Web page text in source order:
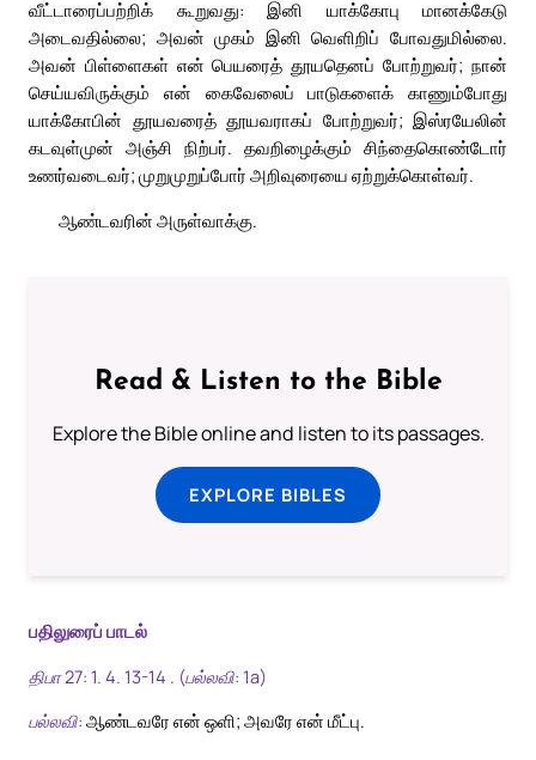
வீட்டாரைப்பற்றிக் கூறுவது: இனி யாக்கோபு மானக்கேடு
அடைவதில்லை; அவன் முகம் இனி வெளிறிப் போவதுமில்லை.
அவன் பிள்ளைகள் என் பெயரைத் தூயதெனப் போற்றுவர்; நான்
செய்யவிருக்கும் என் கைவேலைப் பாடுகளைக் காணும்போது
யாக்கோபின் தூயவரைத் தூயவராகப் போற்றுவர்; இஸ்ரயேலின்
கடவுள்முன் அஞ்சி நிற்பர். தவறிழைக்கும் சிந்தைகொண்டோர்
உணர்வடைவர்; முறுமுறுப்போர் அறிவுரையை ஏற்றுக்கொள்வர்.
ஆண்டவரின் அருள்வாக்கு.
Read & Listen to the Bible
Explore the Bible online and listen to its passages.
EXPLORE BIBLES
பதிலுரைப் பாடல்
திபா 27: 1. 4. 13-14 . (பல்லவி: 1a)
பல்லவி: ஆண்டவரே என் ஒளி; அவரே என் மீட்பு.